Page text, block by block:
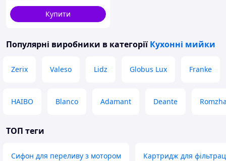
Купити
Популярні виробники в категорії Кухонні мийки
Zerix Valeso Lidz Globus Lux Franke
HAIBO Blanco Adamant Deante
ТОП теги
Сифон для переливу з мотором Картридж для